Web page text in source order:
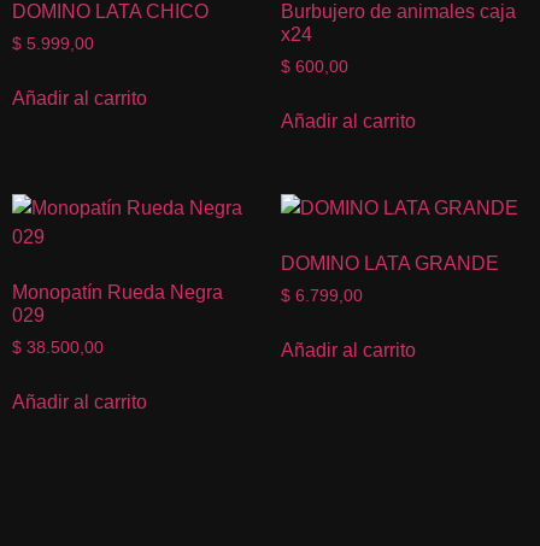
DOMINO LATA CHICO
$ 5.999,00
Añadir al carrito
Burbujero de animales caja
x24
$600,00
Añadir al carrito
Monopatín Rueda Negra
029
$ 38.500,00
Añadir al carrito
DOMINO LATA GRANDE
$6.799,00
Añadir al carrito